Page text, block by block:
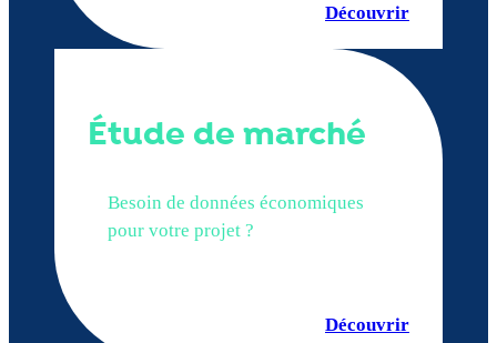
Découvrir
Étude de marché
Besoin de données économiques
pour votre projet ?
Découvrir